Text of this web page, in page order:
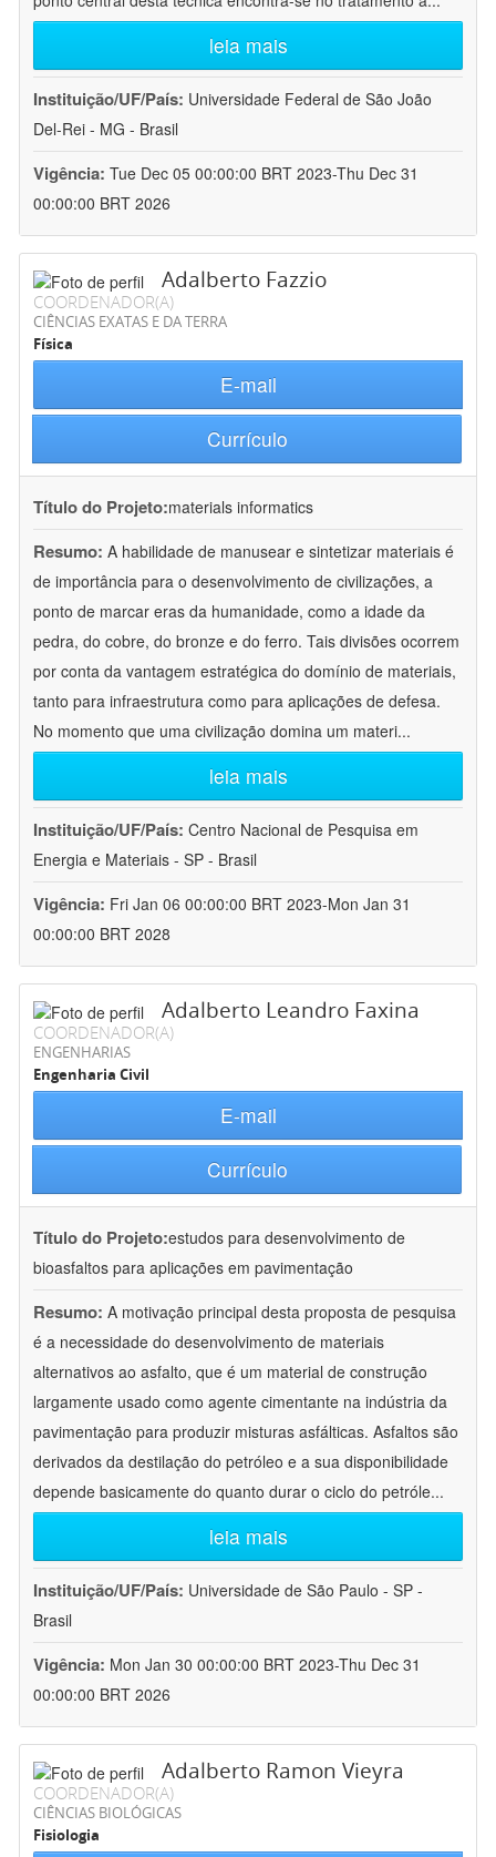
leia mais
Instituição/UF/País: Universidade Federal de São João
Del-Rei - MG - Brasil
Vigência: Tue Dec 05 00:00:00 BRT 2023-Thu Dec 31
00:00:00 BRT 2026
Adalberto Fazzio
COORDENADOR(A)
CIÊNCIAS EXATAS E DA TERRA
Física
E-mail
Currículo
Título do Projeto:materials informatics
Resumo: A habilidade de manusear e sintetizar materiais é
de importância para o desenvolvimento de civilizações, a
ponto de marcar eras da humanidade, como a idade da
pedra, do cobre, do bronze e do ferro. Tais divisões ocorrem
por conta da vantagem estratégica do domínio de materiais,
tanto para infraestrutura como para aplicações de defesa.
No momento que uma civilização domina um materi...
leia mais
Instituição/UF/País: Centro Nacional de Pesquisa em
Energia e Materiais - SP - Brasil
Vigência: Fri Jan 06 00:00:00 BRT 2023-Mon Jan 31
00:00:00 BRT 2028
Adalberto Leandro Faxina
COORDENADOR(A)
ENGENHARIAS
Engenharia Civil
E-mail
Currículo
Título do Projeto:estudos para desenvolvimento de
bioasfaltos para aplicações em pavimentação
Resumo: A motivação principal desta proposta de pesquisa
é a necessidade do desenvolvimento de materiais
alternativos ao asfalto, que é um material de construção
largamente usado como agente cimentante na indústria da
pavimentação para produzir misturas asfálticas. Asfaltos são
derivados da destilação do petróleo e a sua disponibilidade
depende basicamente do quanto durar o ciclo do petróle...
leia mais
Instituição/UF/País: Universidade de São Paulo - SP -
Brasil
Vigência: Mon Jan 30 00:00:00 BRT 2023-Thu Dec 31
00:00:00 BRT 2026
Adalberto Ramon Vieyra
COORDENADOR(A)
CIÊNCIAS BIOLÓGICAS
Fisiologia